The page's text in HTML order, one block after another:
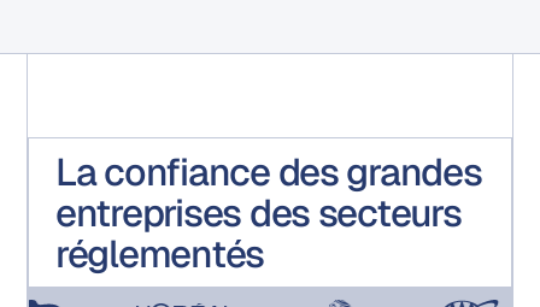
La confiance des grandes
entreprises des secteurs
réglementés